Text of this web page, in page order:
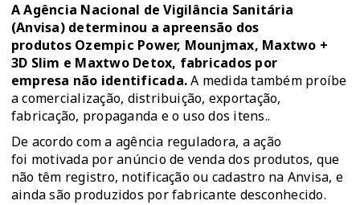
A Agência Nacional de Vigilância Sanitária
(Anvisa) determinou a apreensão dos
produtos Ozempic Power, Mounjmax, Maxtwo +
3D Slim e Maxtwo Detox, fabricados por
empresa não identificada.A medida também proíbe
a comercialização, distribuição, exportação,
fabricação, propaganda e o uso dos itens..
De acordo com a agência reguladora, a ação
foi motivada por anúncio de venda dos produtos, que
não têm registro, notificação ou cadastro na Anvisa, e
ainda são produzidos por fabricante desconhecido.